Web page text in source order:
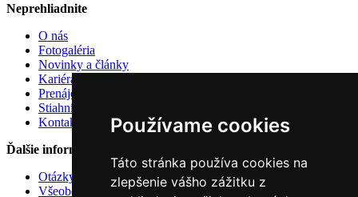
Používame cookies
Táto stránka používa cookies na
zlepšenie vášho zážitku z
Neprehliadnite
O nás
Fotogaléria
Novinky a články
Kariéra u nás
Prenájom atrakcií
Stiahnite si
Kontakt
Ďalšie informácie
Otázky a odpovede
Všeobecné zmluvné podmienky